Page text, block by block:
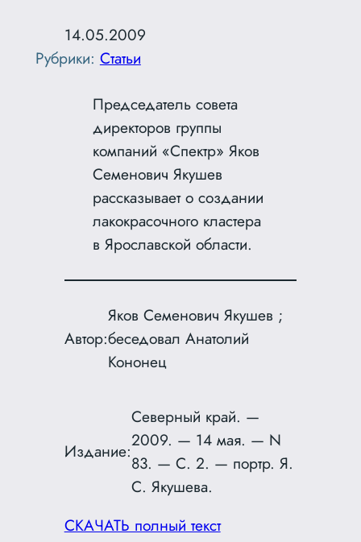
14.05.2009
Рубрики: Статьи
Председатель совета
директоров группы
компаний «Спектр» Яков
Семенович Якушев
рассказывает о создании
лакокрасочного кластера
в Ярославской области.
Автор:
Яков Семенович Якушев ;
беседовал Анатолий
Кононец
Издание:
Северный край. —
2009. — 14 мая. — N
83. — С. 2. — портр. Я.
С. Якушева.
СКАЧАТЬ полный текст